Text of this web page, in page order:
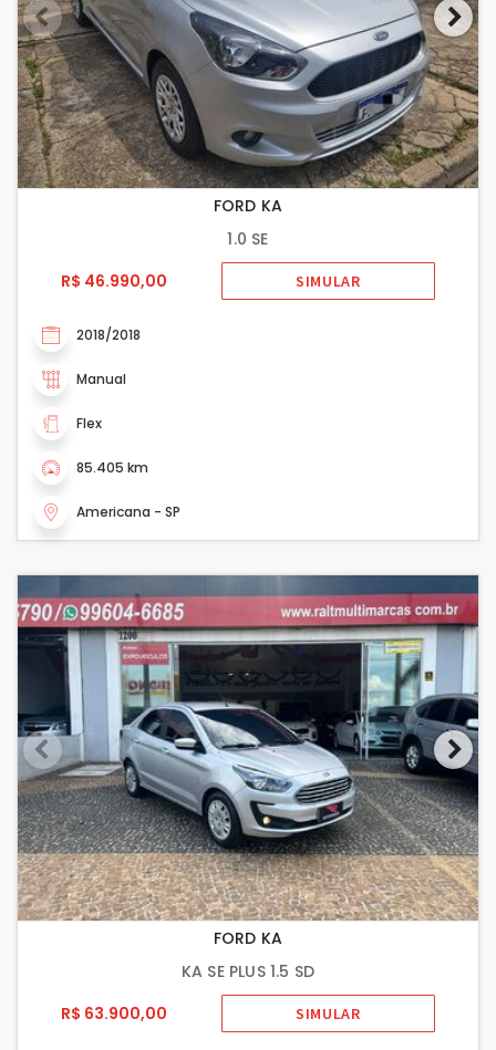
FORD KA
1.0 SE
R$ 46.990,00
SIMULAR
2018/2018
Manual
Flex
85.405 km
Americana - SP
FORD KA
KA SE PLUS 1.5 SD
R$ 63.900,00
SIMULAR